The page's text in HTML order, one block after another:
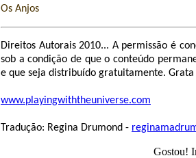
Os Anjos
Direitos Autorais 2010... A permissão é
sob a condição de que o conteúdo
e que seja distribuído gratuitamente. Grata
www.playingwiththeuniverse.com
Tradução: Regina Drumond -
Gostou!